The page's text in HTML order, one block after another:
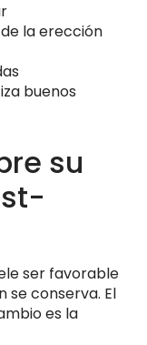
la erección
buenos
su
ser favorable
se conserva. El
es la